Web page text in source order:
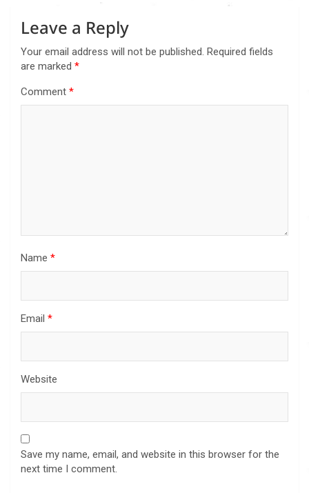
Leave a Reply
Your email address will not be published. Required fields
are marked *
Comment *
Name *
Email *
Website
Save my name, email, and website in this browser for the
next time I comment.